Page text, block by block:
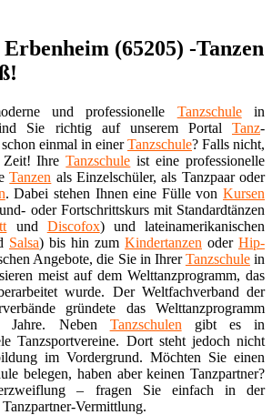
(65205) -Tanzen
und professionelle Tanzschulein
Sie richtig auf unserem Portal Tanz-
einmal in einerTanzschule? Falls nicht,
Zeit! IhreTanzschule ist eine professionelle
Tanzen als Einzelschüler, als Tanzpaar oder
. Dabei stehen Ihnen eine Fülle vonKursen
oder Fortschrittskurs mit Standardtänzen
und Discofox) und lateinamerikanischen
Salsa) bis hin zum Kindertanzen oder Hip-
Angebote, die Sie in IhrerTanzschulein
meist auf dem Welttanzprogramm, das
wurde. Der Weltfachverband der
gründete das Welttanzprogramm
Jahre. Neben Tanzschulen gibt es in
Tanzsportvereine. Dort steht jedoch nicht
im Vordergrund. Möchten Sie einen
belegen, haben aber keinen Tanzpartner?
– fragen Sie einfach in der
Vermittlung.